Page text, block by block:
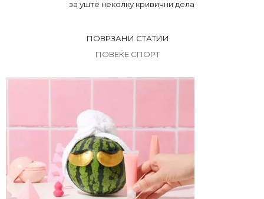
за уште неколку кривични дела
ПОВРЗАНИ СТАТИИ
ПОВЕЌЕ СПОРТ